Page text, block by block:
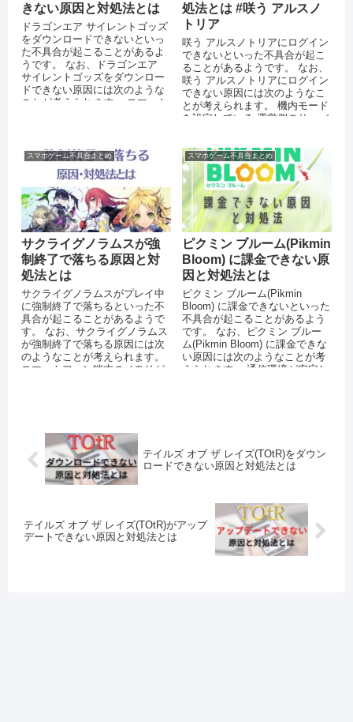
きない原因と対処法とは
ドラゴンエア サイレントゴッズ
をダウンロードできないといっ
た不具合が起こることがあるよ
うです。 なお、ドラゴンエア
サイレントゴッズをダウンロー
ドできない原因には次のような
ことが考えられます。 スマート
処法とは #咲う アルスノ
トリア
咲う アルスノトリアにログイン
できないといった不具合が起こ
ることがあるようです。 なお、
咲う アルスノトリアにログイン
できない原因には次のようなこ
とが考えられます。 機内モード
を設定している 運営側のサーバ
スマホゲーム不具合まとめ
サクライグノラムスが強
制終了で落ちる原因と対
処法とは
サクライグノラムスがプレイ中
に強制終了で落ちるといった不
具合が起こることがあるようで
す。 なお、サクライグノラムス
が強制終了で落ちる原因には次
のようなことが考えられます。
スマートフォン端末のメモリが
スマホゲーム不具合まとめ
ピクミン ブルーム(Pikmin
Bloom) に課金できない原
因と対処法とは
ピクミン ブルーム(Pikmin
Bloom) に課金できないといった
不具合が起こることがあるよう
です。 なお、ピクミン ブルー
ム(Pikmin Bloom) に課金できな
い原因には次のようなことが考
えられます。 通信環境が安定し
テイルズ オブ ザ レイズ(TOtR)をダウン
ロードできない原因と対処法とは
テイルズ オブ ザ レイズ(TOtR)がアップ
デートできない原因と対処法とは